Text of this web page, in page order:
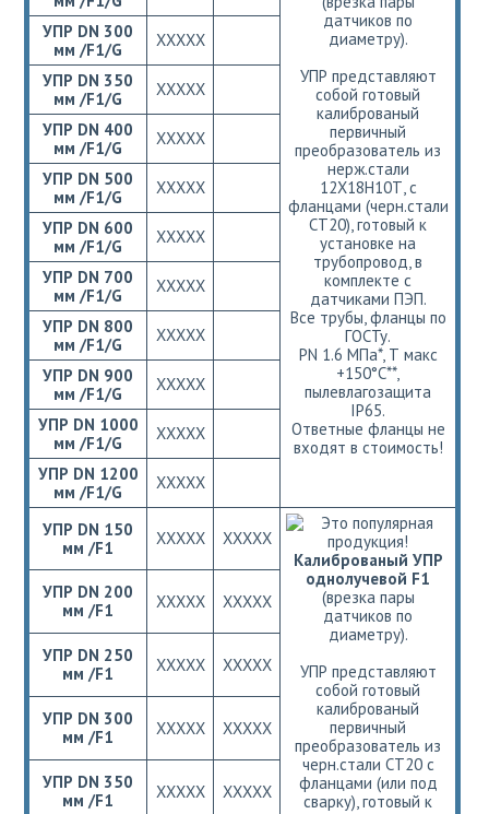
датчиков по
диаметру).
УПР представляют
собой готовый
калиброваный
первичный
преобразователь из
нерж.стали
12Х18Н10Т, с
фланцами (черн.стали
СТ20), готовый к
установке на
трубопровод, в
комплекте с
датчиками ПЭП.
Все трубы, фланцы по
ГОСТу.
РN 1.6 МПа*, Т макс
+150°С**,
пылевлагозащита
IP65.
Ответные фланцы не
входят в стоимость!
УПР DN 300
мм /F1/G
ХХХХХ
УПР DN 350
мм /F1/G
ХХХХХ
УПР DN 400
мм /F1/G
ХХХХХ
УПР DN 500
мм /F1/G
ХХХХХ
УПР DN 600
мм /F1/G
ХХХХХ
УПР DN 700
мм /F1/G
ХХХХХ
УПР DN 800
мм /F1/G
ХХХХХ
УПР DN 900
мм /F1/G
ХХХХХ
УПР DN 1000
мм /F1/G
ХХХХХ
УПР DN 1200
мм /F1/G
ХХХХХ
УПР DN 150
мм /F1
ХХХХХ
ХХХХХ
Калиброваный УПР
однолучевой F1
(врезка пары
датчиков по
диаметру).
УПР представляют
собой готовый
калиброваный
первичный
преобразователь из
черн.стали СТ20 с
фланцами (или под
сварку), готовый к
УПР DN 200
мм /F1
ХХХХХ ХХХХХ
УПР DN 250
мм /F1
ХХХХХ ХХХХХ
УПР DN 300
мм /F1
ХХХХХ ХХХХХ
УПР DN 350
мм /F1
ХХХХХ ХХХХХ